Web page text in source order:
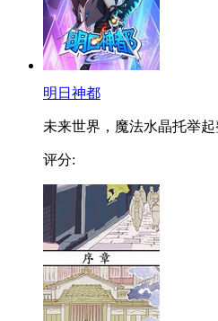
明日神都
未来世界，魔法水晶托举
评分: